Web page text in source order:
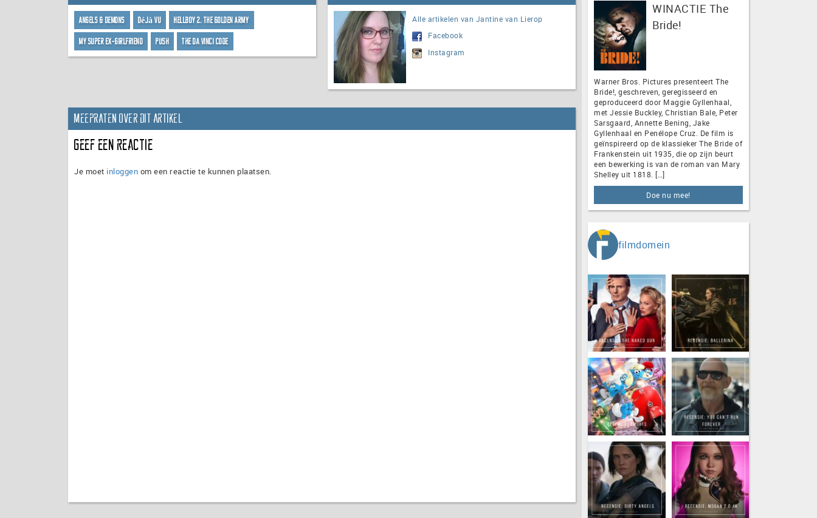
Angels & Demons Déjà Vu Hellboy 2: The Golden Army
My Super Ex-Girlfriend Push The Da Vinci Code
Alle artikelen van Jantine van Lierop
Facebook
Instagram
Meepraten over dit artikel
Geef een reactie
Je moet inloggen om een reactie te kunnen plaatsen.
WINACTIE The
Bride!
Warner Bros. Pictures presenteert The
Bride!, geschreven, geregisseerd en
geproduceerd door Maggie Gyllenhaal,
met Jessie Buckley, Christian Bale, Peter
Sarsgaard, Annette Bening, Jake
Gyllenhaal en Penélope Cruz. De film is
geïnspireerd op de klassieker The Bride of
Frankenstein uit 1935, die op zijn beurt
een bewerking is van de roman van Mary
Shelley uit 1818. […]
Doe nu mee!
filmdomein